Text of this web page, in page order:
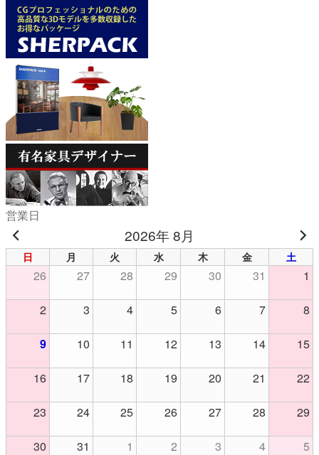
営業日
2026年 8月
日 月 火 水 木 金 土
26 27 28 29 30 31 1
2 3 4 5 6 7 8
9 10 11 12 13 14 15
16 17 18 19 20 21 22
23 24 25 26 27 28 29
30 31 1 2 3 4 5